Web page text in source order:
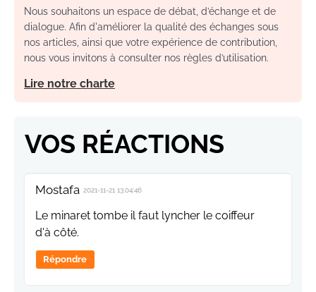
Nous souhaitons un espace de débat, d’échange et de
dialogue. Afin d'améliorer la qualité des échanges sous
nos articles, ainsi que votre expérience de contribution,
nous vous invitons à consulter nos règles d’utilisation.
Lire notre charte
VOS RÉACTIONS
Mostafa 2021-11-21 13:04:46
Le minaret tombe il faut lyncher le coiffeur
d'à côté.
Répondre